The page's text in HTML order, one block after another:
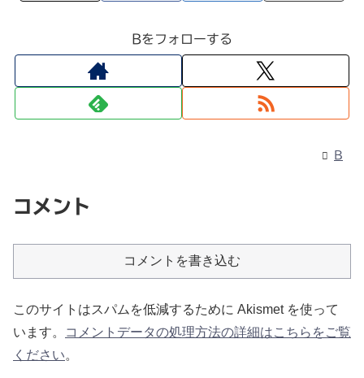
Bをフォローする
B
コメント
コメントを書き込む
このサイトはスパムを低減するために Akismet を使って
います。
コメントデータの処理方法の詳細はこちらをご覧
ください。